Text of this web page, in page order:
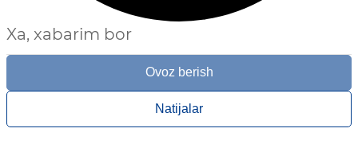
Xa, xabarim bor
Ovoz berish
Natijalar